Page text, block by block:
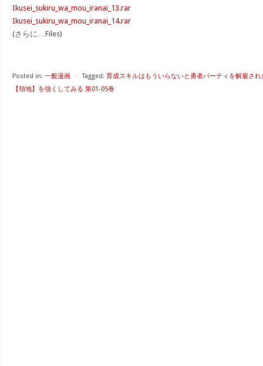
Ikusei_sukiru_wa_mou_iranai_13.rar
Ikusei_sukiru_wa_mou_iranai_14.rar
(さらに…Files)
Posted in: 一般漫画 ⋅ Tagged: 育成スキルはもういらないと勇者パーティを解雇さ
【領地】を強くしてみる 第01-05巻